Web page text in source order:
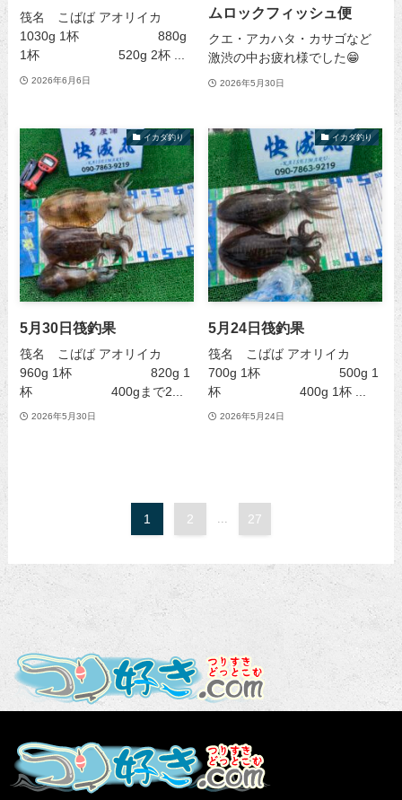
筏名 こばば アオリイカ
1030g 1杯 880g
1杯 520g 2杯 ...
2026年6月6日
ムロックフィッシュ便
クエ・アカハタ・カサゴなど
激渋の中お疲れ様でした😁
2026年5月30日
イカダ釣り
5月30日筏釣果
筏名 こばば アオリイカ
960g 1杯 820g 1
杯 400gまで2...
2026年5月30日
イカダ釣り
5月24日筏釣果
筏名 こばば アオリイカ
700g 1杯 500g 1
杯 400g 1杯 ...
2026年5月24日
1 2 27